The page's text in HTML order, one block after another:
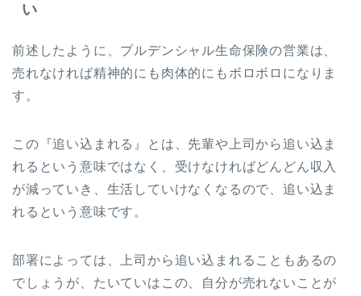
い
前述したように、プルデンシャル生命保険の営業は、
売れなければ精神的にも肉体的にもボロボロになりま
す。
この『追い込まれる』とは、先輩や上司から追い込ま
れるという意味ではなく、受けなければどんどん収入
が減っていき、生活していけなくなるので、追い込ま
れるという意味です。
部署によっては、上司から追い込まれることもあるの
でしょうが、たいていはこの、自分が売れないことが